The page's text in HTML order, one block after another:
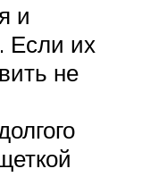
и
Если их
не